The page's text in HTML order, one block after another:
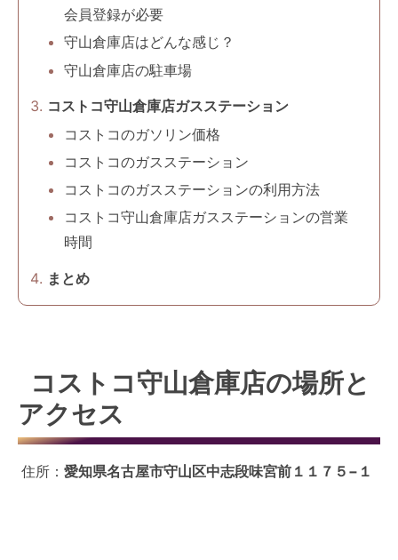
会員登録が必要
守山倉庫店はどんな感じ？
守山倉庫店の駐車場
コストコ守山倉庫店ガスステーション
コストコのガソリン価格
コストコのガスステーション
コストコのガスステーションの利用方法
コストコ守山倉庫店ガスステーションの営業
時間
まとめ
コストコ守山倉庫店の場所と
アクセス
住所： 愛知県名古屋市守山区中志段味宮前１１７５−１